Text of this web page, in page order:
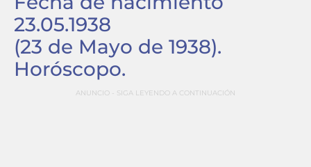
23.05.1938
(23 de Mayo de 1938).
Horóscopo.
ANUNCIO - SIGA LEYENDO A CONTINUACIÓN